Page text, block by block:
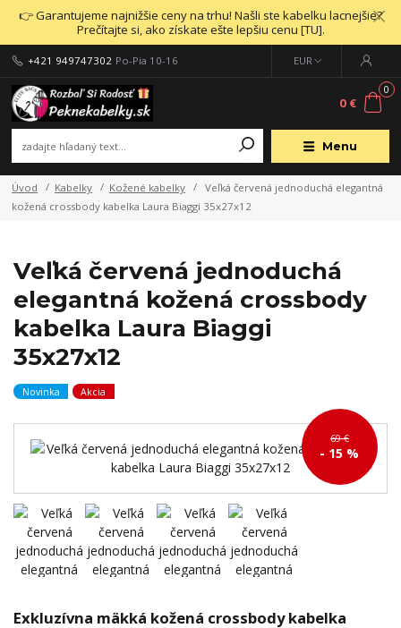
👉 Garantujeme najnižšie ceny na trhu! Našli ste kabelku lacnejšie?
Prečítajte si, ako získate ešte lepšiu cenu [TU].
Menu
EUR
+421 949747302 Po-Pia 10-16
0
0 €
Úvod Kabelky Kožené kabelky
Veľká červená jednoduchá elegantná
kožená crossbody kabelka Laura Biaggi 35x27x12
Veľká červená jednoduchá
elegantná kožená crossbody
kabelka Laura Biaggi
35x27x12
Novinka Akcia
69 €
- 15 %
Exkluzívna mäkká kožená crossbody kabelka